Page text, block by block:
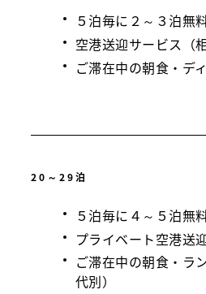
５泊毎に２～３泊無
空港送迎サービス（相
ご滞在中の朝食・デ
20～29泊
５泊毎に４～５泊無
プライベート空港送
ご滞在中の朝食・ラ
代別）